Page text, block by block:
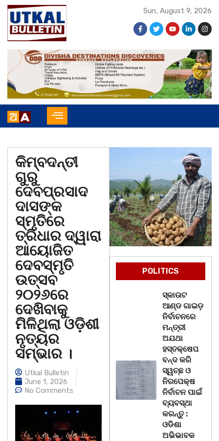
Sun, August 9, 2026
କିମ୍ବଦନ୍ତୀ
ଗୁରୁ
ଦେବପ୍ରସାଦ
ଦାସଙ୍କ
ସ୍ମୃତିରେ
ତ୍ରିଧାର ଦ୍ୱାରା
ଆୟୋଜିତ
ଦେବସ୍ମୃତି
ଉତ୍ସବ
୨୦୨୬ରେ
ଦେଖିବାକୁ
ମିଳିଥିଲା ଓଡ଼ିଶୀ
ନୃତ୍ୟର
ସମ୍ଭାର ।
Utkal Bulletin
June 1, 2026
No Comments
POLITICS
ସ୍କାଉଟ
ଆଣ୍ଡ ଗାଇଡ଼
ନିର୍ବାଚନରେ
ମନ୍ତ୍ରୀ
ଅଯଥା
ହସ୍ତକ୍ଷେପ
ବନ୍ଦ କରି
ସ୍ୱଚ୍ଛ ଓ
ନିରପେକ୍ଷ
ନିର୍ବାଚନ ପାଇଁ
ବ୍ୟବସ୍ଥା
କରନ୍ତୁ :
ଓଡିଶା
ଅଭିଭାବକ